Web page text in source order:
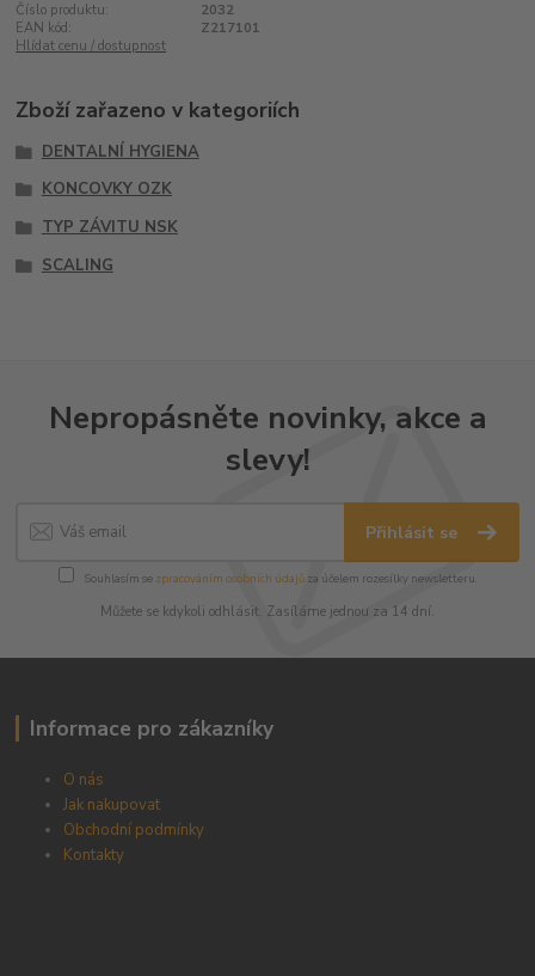
Číslo produktu:
2032
EAN kód:
Z217101
Hlídat cenu / dostupnost
Zboží zařazeno v kategoriích
DENTALNÍ HYGIENA
KONCOVKY OZK
TYP ZÁVITU NSK
SCALING
Nepropásněte novinky, akce a
slevy!
Přihlásit se
Souhlasím se zpracováním osobních údajůza účelem rozesílky newsletteru.
Můžete se kdykoli odhlásit. Zasíláme jednou za 14 dní.
Informace pro zákazníky
O nás
Jak nakupovat
Obchodní podmínky
Kontakty